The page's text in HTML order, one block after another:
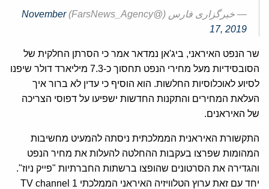
— خبرگزاری فارس (@FarsNews_Agency)
November
17, 2019
שר הנפט האיראני, ביג'אן נמדאר אמר כי הסרתן החלקית של
הסובסידיות מעל מחירי הנפט תחסוך כ-7.3 מיליארד דולר שיפנו
לסיוע לאוכלוסיות החלשות. הוא הוסיף כי עדין לא ברור איך
העלאת המחירים והתקנות החדשות ישפיעו על דפוסי הצריכה
של האיראנים.
התקשורת האיראנית הממלכתית ניסתה להמעיט מחשיבות
המהומות שפרצו בעקבות ההחלטה להעלות את מחיר הנפט
והגדירה את הסרטונים שהופצו ברשתות החברתיות "פייק ניוז".
יחד עם זאת ערוץ הטלוויזיה האיראני הממלכתי TV channel 1